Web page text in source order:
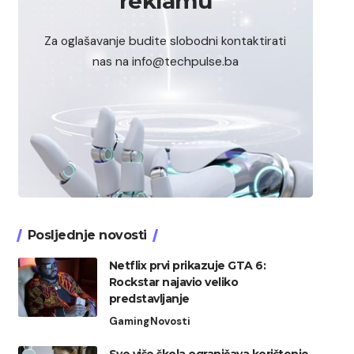
Za oglašavanje budite slobodni kontaktirati
nas na info@techpulse.ba
Posljednje novosti
Netflix prvi prikazuje GTA 6:
Rockstar najavio veliko
predstavljanje
GamingNovosti